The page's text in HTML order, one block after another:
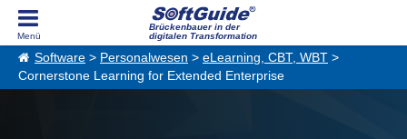
Brückenbauer in der
digitalen Transformation
Software > Personalwesen > eLearning, CBT, WBT >
Cornerstone Learning for Extended Enterprise